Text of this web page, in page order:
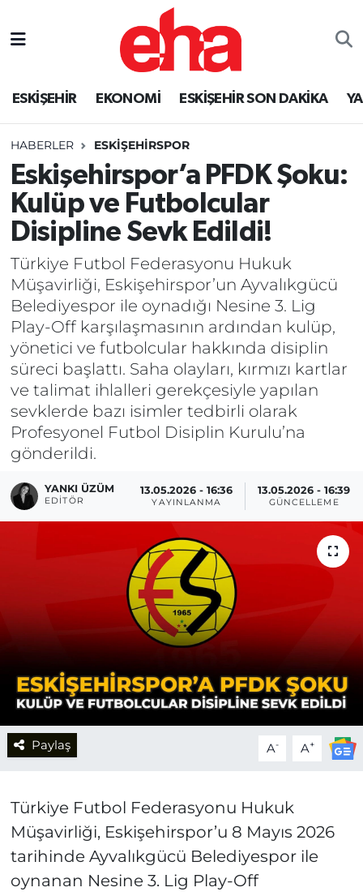
ESKİŞEHİR EKONOMİ ESKİŞEHİR SON DAKİKA
HABERLER ESKİŞEHİRSPOR
Eskişehirspor’a PFDK Şoku:
Kulüp ve Futbolcular
Disipline Sevk Edildi!
Türkiye Futbol Federasyonu Hukuk
Müşavirliği, Eskişehirspor’un Ayvalıkgücü
Belediyespor ile oynadığı Nesine 3. Lig
Play-Off karşılaşmasının ardından kulüp,
yönetici ve futbolcular hakkında disiplin
süreci başlattı. Saha olayları, kırmızı kartlar
ve talimat ihlalleri gerekçesiyle yapılan
sevklerde bazı isimler tedbirli olarak
Profesyonel Futbol Disiplin Kurulu’na
gönderildi.
YANKI ÜZÜM
EDITÖR
13.05.2026 - 16:36
YAYINLANMA
13.05.2026 - 16:39
GÜNCELLEME
Paylaş A- A+
Türkiye Futbol Federasyonu Hukuk
Müşavirliği, Eskişehirspor’u 8 Mayıs 2026
tarihinde Ayvalıkgücü Belediyespor ile
oynanan Nesine 3. Lig Play-Off